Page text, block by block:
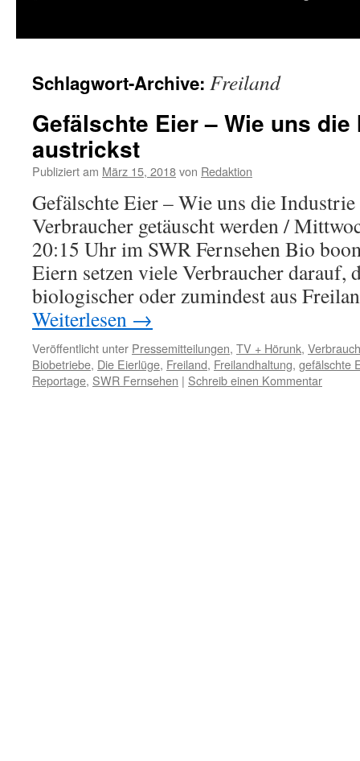
Schlagwort-Archive: Freiland
Gefälschte Eier – Wie uns
austrickst
Publiziert am März 15, 2018von Redaktion
Gefälschte Eier – Wie uns die
Verbraucher getäuscht werden /
20:15 Uhr im SWR Fernsehen Bio
Eiern setzen viele Verbraucher darauf,
biologischer oder zumindest aus
Weiterlesen →
Veröffentlicht unter Pressemitteilungen, TV + Hörunk,
Biobetriebe, Die Eierlüge, Freiland, Freilandhaltung, gefälschte
Reportage, SWR Fernsehen | Schreib einen Kommentar